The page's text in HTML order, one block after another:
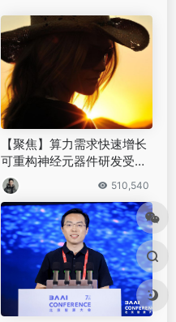
【聚焦】算力需求快速增长
可重构神经元器件研发受到
我国政策重视
510,540